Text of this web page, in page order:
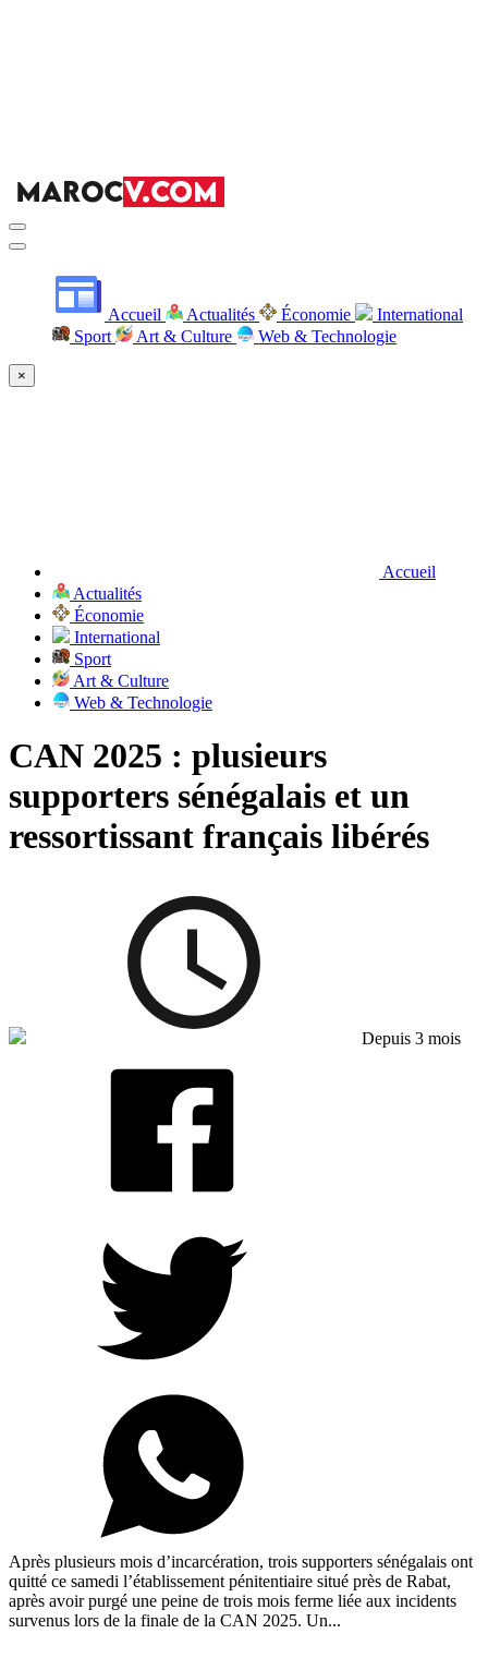
Accueil Actualités Économie
International
Sport
Art & Culture Web & Technologie
×
Accueil
Actualités
Économie
International
Sport
Art & Culture
Web & Technologie
CAN 2025 : plusieurs
supporters sénégalais et un
ressortissant français libérés
Depuis 3 mois
Après plusieurs mois d’incarcération, trois supporters sénégalais ont
quitté ce samedi l’établissement pénitentiaire situé près de Rabat,
après avoir purgé une peine de trois mois ferme liée aux incidents
survenus lors de la finale de la CAN 2025. Un...